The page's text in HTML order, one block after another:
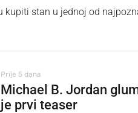
kupiti stan u jednoj od
Prije 5 dana
Michael B. Jordan
je prvi teaser